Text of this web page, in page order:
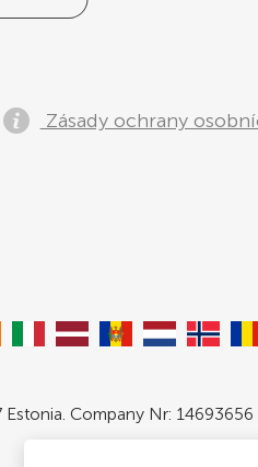
Zásady ochrany
Estonia. Company Nr: 14693656